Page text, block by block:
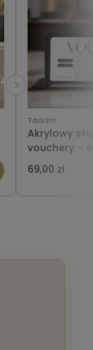
Tadam
Akrylowy
vouchery –
ekspozytor
gabinetu i
69,00 zł